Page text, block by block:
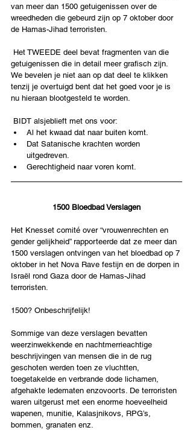
van meer dan 1500 getuigenissen over de
wreedheden die gebeurd zijn op 7 oktober door
de Hamas-Jihad terroristen.
getuigenissen die in detail meer grafisch zijn.
We bevelen je niet aan op dat deel te klikken
tenzij je overtuigd bent dat het goed voor je is
nu hieraan blootgesteld te worden.
BIDT alsjeblieft met ons voor:
Al het kwaad dat naar buiten komt.
Dat Satanische krachten worden
uitgedreven.
Gerechtigheid naar voren komt.
1500 Bloedbad Verslagen
Het Knesset comité over “vrouwenrechten en
gender gelijkheid” rapporteerde dat ze meer dan
1500 verslagen ontvingen van het bloedbad op 7
oktober in het Nova Rave festijn en de dorpen in
Israël rond Gaza door de Hamas-Jihad
terroristen.
1500? Onbeschrijfelijk!
Sommige van deze verslagen bevatten
weerzinwekkende en nachtmerrieachtige
beschrijvingen van mensen die in de rug
geschoten werden toen ze vluchtten,
toegetakelde en verbrande dode lichamen,
afgehakte ledematen enzovoorts. De terroristen
waren uitgerust met een enorme hoeveelheid
wapenen, munitie, Kalasjnikovs, RPG’s,
bommen, granaten enz.